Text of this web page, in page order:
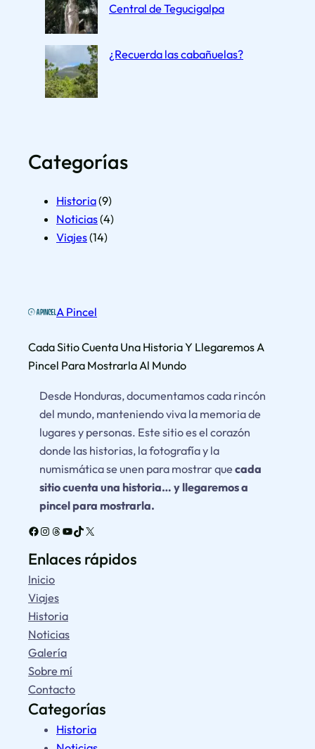
n
R
o
j
e
l
Central de Tegucigalpa
¿Recuerda las cabañuelas?
Categorías
Historia(9)
Noticias(4)
Viajes(14)
A Pincel
Cada Sitio Cuenta Una Historia Y Llegaremos A
Pincel Para Mostrarla Al Mundo
Desde Honduras, documentamos cada rincón
del mundo, manteniendo viva la memoria de
lugares y personas. Este sitio es el corazón
donde las historias, la fotografía y la
numismática se unen para mostrar quecada
sitio cuenta una historia… y llegaremos a
pincel para mostrarla.
Facebook Instagram Threads YouTube TikTok X
Enlaces rápidos
Inicio
Viajes
Historia
Noticias
Galería
Sobre mí
Contacto
Categorías
Historia